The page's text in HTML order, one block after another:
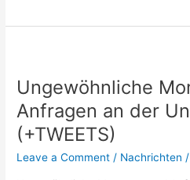
Ungewöhnliche
Anfragen an der
(+TWEETS)
Leave a Comment / Nachrichten
und
Anfragen
an
der
Universität